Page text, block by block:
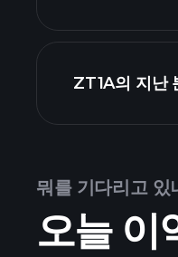
실적 캘린
ZT1A의 지난
뭐를 기다리고 있
오늘 이